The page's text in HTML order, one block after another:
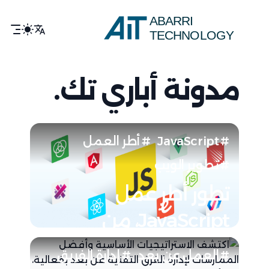
ABARRI
TECHNOLOGY
مدونة أباري تك.
JavaScript
أطر العمل
تطوير الويب
تطور أطر عمل
JavaScript، من
jQuery إلى Nuxt 3
العمل عن بعد
إدارة الفريق